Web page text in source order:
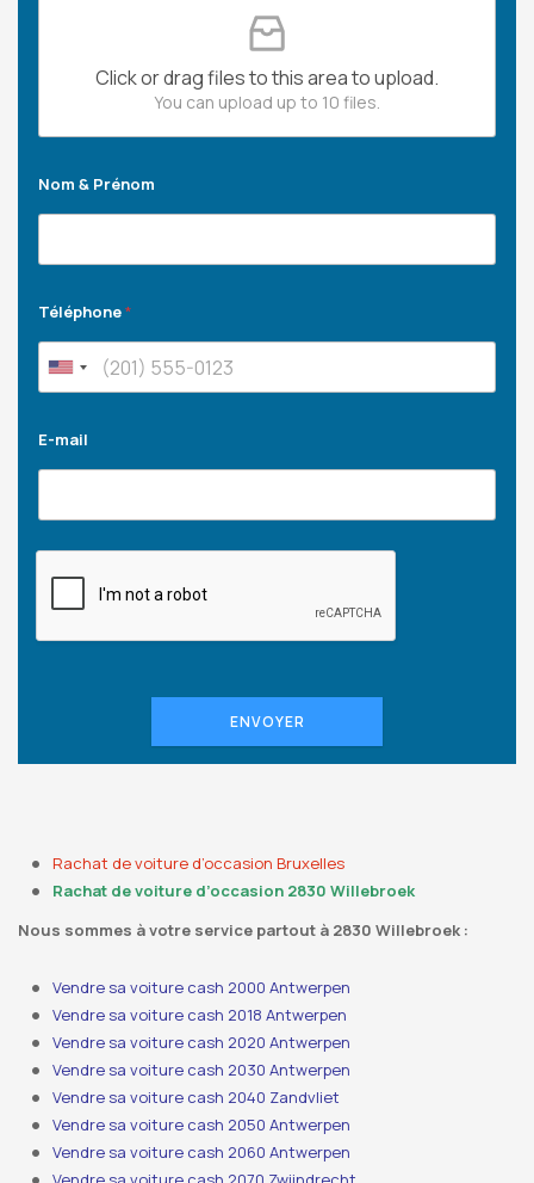
Click or drag files to this area to upload.
You can upload up to 10 files.
Nom & Prénom
Téléphone*
E-mail
ENVOYER
Rachat de voiture d’occasion Bruxelles
Rachat de voiture d’occasion 2830 Willebroek
Nous sommes à votre service partout à 2830 Willebroek :
Vendre sa voiture cash 2000 Antwerpen
Vendre sa voiture cash 2018 Antwerpen
Vendre sa voiture cash 2020 Antwerpen
Vendre sa voiture cash 2030 Antwerpen
Vendre sa voiture cash 2040 Zandvliet
Vendre sa voiture cash 2050 Antwerpen
Vendre sa voiture cash 2060 Antwerpen